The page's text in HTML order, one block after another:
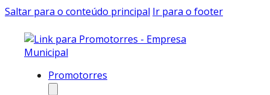
Saltar para o conteúdo principal Ir para o footer
Promotorres